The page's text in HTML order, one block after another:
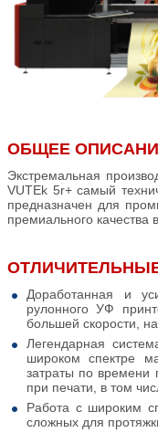
ОБЩЕЕ
Экстремальная
VUTEk 5r+ самый
предназначен для
премиального качества
Доработанная и
рулонного УФ
большей скорости,
Легендарная
широком спектре
затраты по времени
при печати, в том
Работа с широким
сложных для